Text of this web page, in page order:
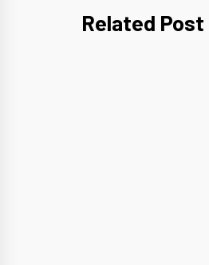
Related Post